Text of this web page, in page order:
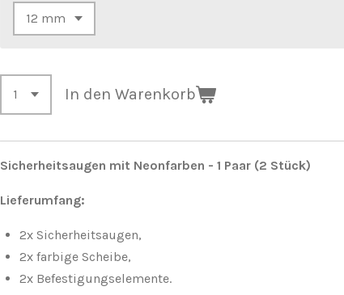
In den Warenkorb
Sicherheitsaugen mit Neonfarben - 1 Paar (2 Stück)
Lieferumfang:
2x Sicherheitsaugen,
2x farbige Scheibe,
2x Befestigungselemente.